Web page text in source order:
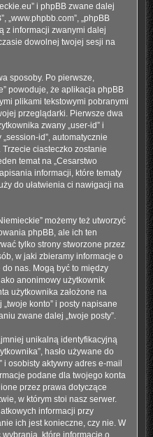
i phpBB zwane dalej
„www.phpbb.com”, „phpBB
z informacji zwanymi dalej
dowolnej twojej sesji na
sposoby. Po pierwsze,
powoduje, że aplikacja phpBB
plikami tekstowymi pobranymi
przeglądarki. Pierwsze dwa
zwany „user-id” i
id”, automatycznie
ciasteczko zostanie
temat na „Cesarstwo
informacji, które tematy
do ułatwienia ci nawigacji na
możemy też utworzyć
phpBB, ale ich ten
tylko strony stworzone przez
w jaki zbieramy informacje o
nas. Mogą być to między
anonimowy użytkownik
użytkownika założone na
„twoje konto” i posty napisane
zwane dalej „twoje posty”.
unikalną identyfikacyjną
hasło używane do
i osobisty aktywny adres e-mail
podane dla twojego konta
przez prawa dotyczące
w którym stoi nasz serwer.
informacji przy
ich jest konieczne, czy nie. W
które informacje o